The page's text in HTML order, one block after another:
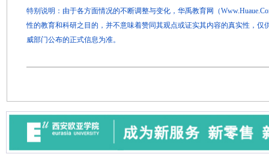
特别说明：由于各方面情况的不断调整与变化，华禹教育网（
性的教育和科研之目的，并不意味着赞同其观点或证实其内容的真实性，仅
威部门公布的正式信息为准。